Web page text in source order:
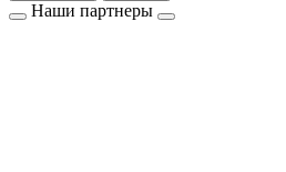
Наши партнеры